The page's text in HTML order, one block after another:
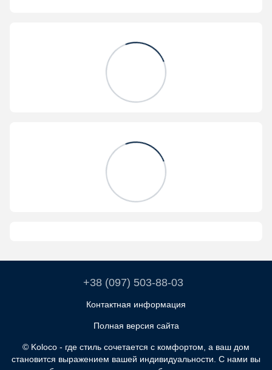
+38 (097) 503-88-03
Контактная информация
Полная версия сайта
© Koloco - где стиль сочетается с комфортом, а ваш дом
становится выражением вашей индивидуальности. С нами вы